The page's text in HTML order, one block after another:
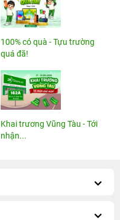
100% có quà - Tựu trường
quá đã!
Khai trương Vũng Tàu - Tới
nhận...